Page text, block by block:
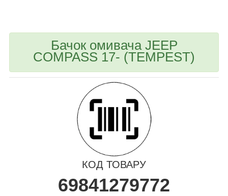
Бачок омивача JEEP
COMPASS 17- (TEMPEST)
КОД ТОВАРУ
69841279772